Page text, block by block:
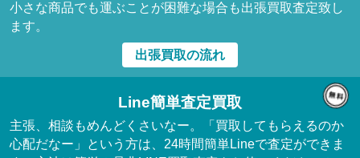
小さな商品でも運ぶことが困難な場合も出張買取査定致し
ます。
出張買取の流れ
Line簡単査定買取
主張、相談もめんどくさいなー。「買取してもらえるのか
心配だなー」という方は、24時間簡単Lineで査定ができま